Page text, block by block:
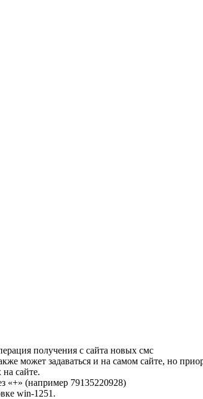
получения с сайта новых смс
может задаваться и на самом сайте, но
сайте.
«+» (например 79135220928)
win-1251.